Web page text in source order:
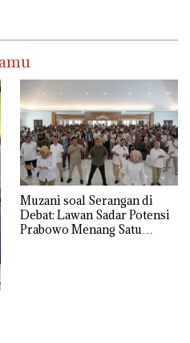
Muzani soal Serangan di
Debat: Lawan Sadar Potensi
Prabowo Menang Satu